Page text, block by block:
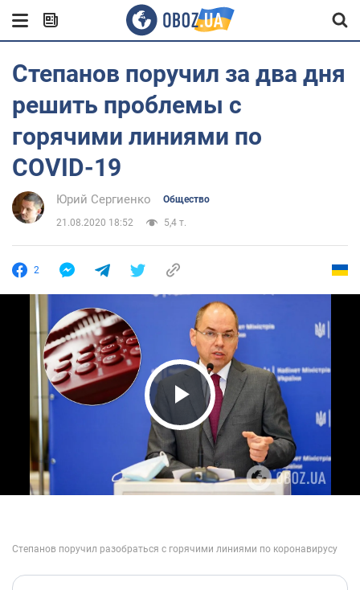
Степанов поручил за два дня
решить проблемы с
горячими линиями по
COVID-19
Юрий Сергиенко Общество
21.08.2020 18:52 5,4 т.
2
Play Video